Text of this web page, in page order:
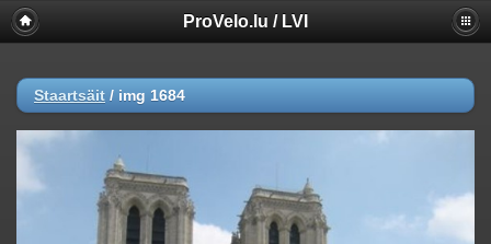
ProVelo.lu / LVI
Staartsäit / img 1684